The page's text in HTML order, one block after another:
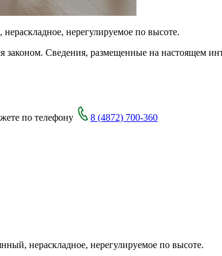
нерегулируемое по высоте.
Сведения, размещенные на настоящем
по телефону
8 (4872) 700-360
нераскладное, нерегулируемое по высоте.